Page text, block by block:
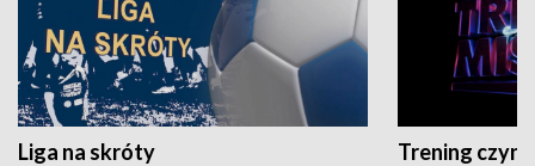
Liga na skróty Trening czyni